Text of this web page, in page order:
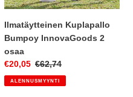
Ilmatäytteinen Kuplapallo
Bumpoy InnovaGoods 2
osaa
Myyntihinta
€20,05 Normaalihinta
€62,74
ALENNUSMYYNTI